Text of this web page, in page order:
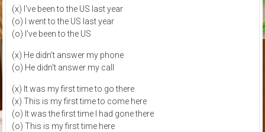
(x) I've been to the US last year
(o) I went to the US last year
(o) I've been to the US
(x) He didn't answer my phone
(o) He didn't answer my call
(x) It was my first time to go there
(x) This is my first time to come here
(o) It was the first time I had gone there
(o) This is my first time here